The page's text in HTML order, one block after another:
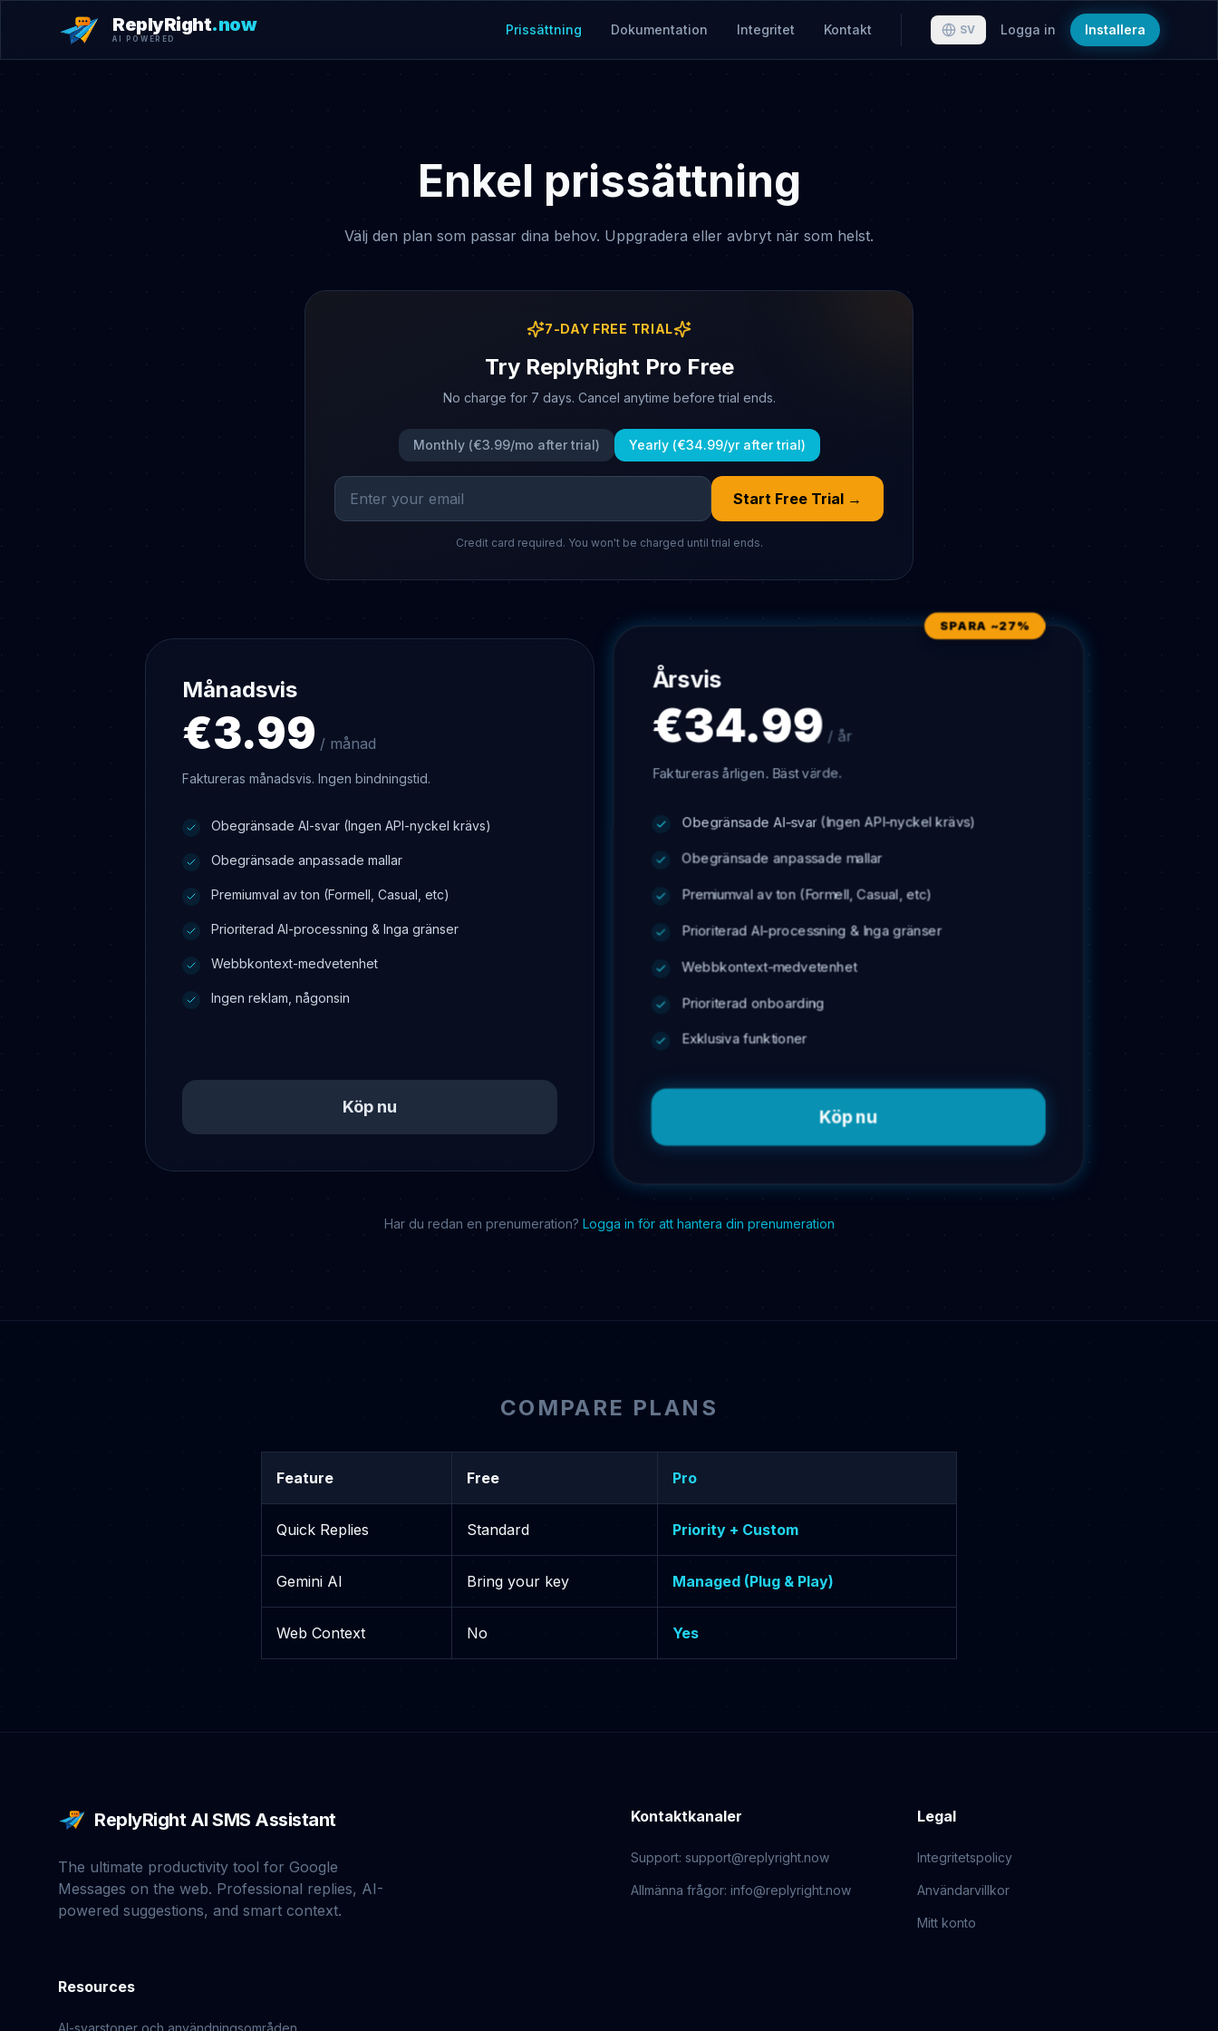
ReplyRight.now
AI POWERED
Prissättning Dokumentation Integritet Kontakt SV Logga in Installera
Enkel prissättning
Välj den plan som passar dina behov. Uppgradera eller avbryt när som helst.
7-DAY FREE TRIAL
Try ReplyRight Pro Free
No charge for 7 days. Cancel anytime before trial ends.
Monthly (€3.99/mo after trial) Yearly (€34.99/yr after trial)
Start Free Trial →
Credit card required. You won't be charged until trial ends.
Månadsvis
€3.99 / månad
Faktureras månadsvis. Ingen bindningstid.
Obegränsade AI-svar (Ingen API-nyckel krävs)
Obegränsade anpassade mallar
Premiumval av ton (Formell, Casual, etc)
Prioriterad AI-processning & Inga gränser
Webbkontext-medvetenhet
Ingen reklam, någonsin
Köp nu
SPARA ~27%
Årsvis
€34.99 / år
Faktureras årligen. Bäst värde.
Obegränsade AI-svar (Ingen API-nyckel krävs)
Obegränsade anpassade mallar
Premiumval av ton (Formell, Casual, etc)
Prioriterad AI-processning & Inga gränser
Webbkontext-medvetenhet
Prioriterad onboarding
Exklusiva funktioner
Köp nu
Har du redan en prenumeration? Logga in för att hantera din prenumeration
COMPARE PLANS
Feature Free Pro
Quick Replies Standard Priority + Custom
Gemini AI Bring your key Managed (Plug & Play)
Web Context No Yes
ReplyRight AI SMS Assistant
The ultimate productivity tool for Google
Messages on the web. Professional replies, AI-
powered suggestions, and smart context.
Kontaktkanaler
Support: support@replyright.now
Allmänna frågor: info@replyright.now
Legal
Integritetspolicy
Användarvillkor
Mitt konto
Resources
AI-svarstoner och användningsområden